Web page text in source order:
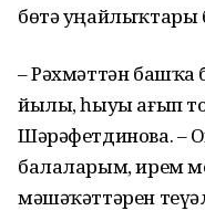
бөтә уңайлыҡтары
– Рәхмәттән башҡа
йылы, һыуы ағып
Шәрәфет­динова. –
балаларым, ирем
мәшәҡәттәрен